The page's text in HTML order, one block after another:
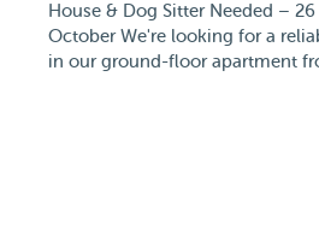
House & Dog Sitter Needed –
October We're looking for a
in our ground-floor apartment